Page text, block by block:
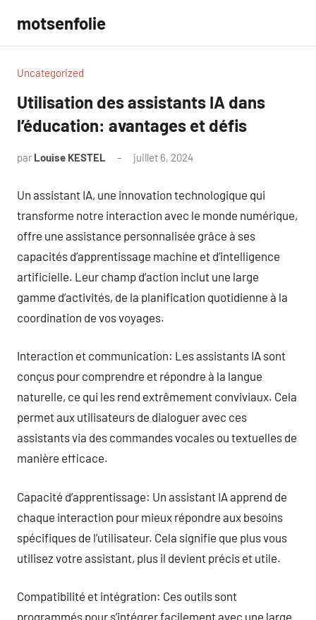
contenu
motsenfolie
Uncategorized
Utilisation des assistants IA dans
l’éducation: avantages et défis
par Louise KESTEL juillet 6, 2024
Un assistant IA, une innovation technologique qui
transforme notre interaction avec le monde numérique,
offre une assistance personnalisée grâce à ses
capacités d’apprentissage machine et d’intelligence
artificielle. Leur champ d’action inclut une large
gamme d’activités, de la planification quotidienne à la
coordination de vos voyages.
Interaction et communication: Les assistants IA sont
conçus pour comprendre et répondre à la langue
naturelle, ce qui les rend extrêmement conviviaux. Cela
permet aux utilisateurs de dialoguer avec ces
assistants via des commandes vocales ou textuelles de
manière efficace.
Capacité d’apprentissage: Un assistant IA apprend de
chaque interaction pour mieux répondre aux besoins
spécifiques de l’utilisateur. Cela signifie que plus vous
utilisez votre assistant, plus il devient précis et utile.
Compatibilité et intégration: Ces outils sont
programmés pour s’intégrer facilement avec une large